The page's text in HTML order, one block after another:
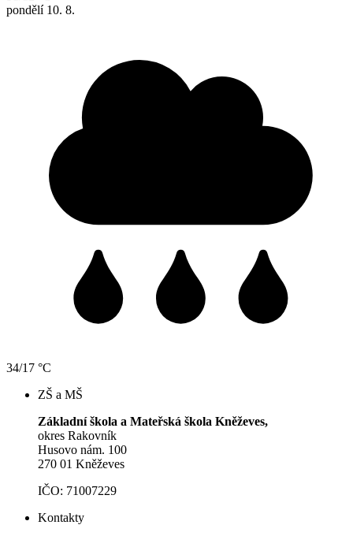
pondělí 10. 8.
34/17 °C
ZŠ a MŠ
Základní škola a Mateřská škola Kněževes,
okres Rakovník
Husovo nám. 100
270 01 Kněževes
IČO: 71007229
Kontakty